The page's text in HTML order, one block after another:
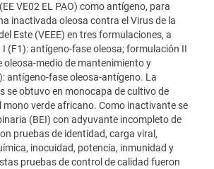
VE02 EL PAO) como antígeno, para
inactivada oleosa contra el Virus de la
Este (VEEE) en tres formulaciones, a
(F1): antígeno-fase oleosa; formulación II
oleosa-medio de mantenimiento y
antígeno-fase oleosa-antígeno. La
se obtuvo en monocapa de cultivo de
mono verde africano. Como inactivante se
(BEI) con adyuvante incompleto de
pruebas de identidad, carga viral,
inocuidad, potencia, inmunidad y
pruebas de control de calidad fueron